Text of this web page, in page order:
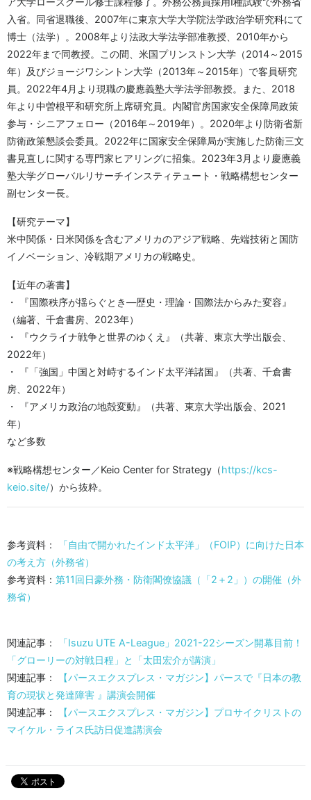
入省。同省退職後、2007年に東京大学大学院法学政治学研究科にて
博士（法学）。2008年より法政大学法学部准教授、2010年から
2022年まで同教授。この間、米国プリンストン大学（2014～2015
年）及びジョージワシントン大学（2013年～2015年）で客員研究
員。2022年4月より現職の慶應義塾大学法学部教授。また、2018
年より中曽根平和研究所上席研究員。内閣官房国家安全保障局政策
参与・シニアフェロー（2016年～2019年）。2020年より防衛省新
防衛政策懇談会委員。2022年に国家安全保障局が実施した防衛三文
書見直しに関する専門家ヒアリングに招集。2023年3月より慶應義
塾大学グローバルリサーチインスティテュート・戦略構想センター
副センター長。
【研究テーマ】
米中関係・日米関係を含むアメリカのアジア戦略、先端技術と国防
イノベーション、冷戦期アメリカの戦略史。
【近年の著書】
・ 『国際秩序が揺らぐとき―歴史・理論・国際法からみた変容』
（編著、千倉書房、2023年）
・ 『ウクライナ戦争と世界のゆくえ』（共著、東京大学出版会、
2022年）
・ 『「強国」中国と対峙するインド太平洋諸国』（共著、千倉書
房、2022年）
・ 『アメリカ政治の地殻変動』（共著、東京大学出版会、2021
年）
など多数
※戦略構想センター／Keio Center for Strategy（https://kcs-
keio.site/）から抜粋。
参考資料：
「自由で開かれたインド太平洋」（FOIP）に向けた日本
の考え方（外務省）
参考資料： 第11回日豪外務・防衛閣僚協議（「2＋2」）の開催（外
務省）
関連記事：
「Isuzu UTE A-League」2021-22シーズン開幕目前！
「グローリーの対戦日程」と「太田宏介が講演」
関連記事：
【パースエクスプレス・マガジン】パースで『日本の教
育の現状と発達障害 』講演会開催
関連記事：
【パースエクスプレス・マガジン】プロサイクリストの
マイケル・ライス氏訪日促進講演会